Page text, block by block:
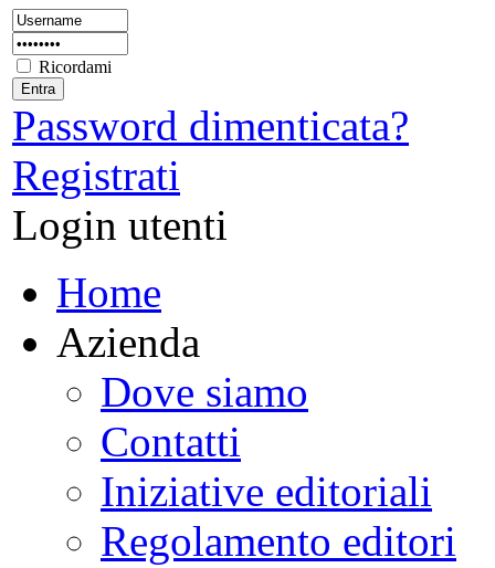
Ricordami
Password dimenticata?
Registrati
Login utenti
Home
Azienda
Dove siamo
Contatti
Iniziative editoriali
Regolamento editori